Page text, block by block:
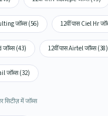
जॉब्स (56) 12वीं पास Ciel Hr
जॉब्स (43) 12वीं पास Airtel जॉब्स (38)
जॉब्स (32)
सिटीज़ में जॉब्स